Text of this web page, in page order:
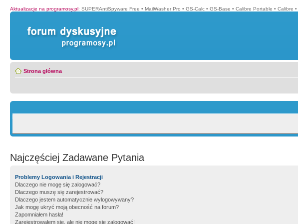
Aktualizacje na programosy.pl: SUPERAntiSpyware Free • MailWasher Pro • GS-Calc • GS-Base • Calibre Portable • Calibre •
Strona główna
Najczęściej Zadawane Pytania
Problemy Logowania i Rejestracji
Dlaczego nie mogę się zalogować?
Dlaczego muszę się zarejestrować?
Dlaczego jestem automatycznie wylogowywany?
Jak mogę ukryć moją obecność na forum?
Zapomniałem hasła!
Zarejestrowałem się, ale nie mogę się zalogować!